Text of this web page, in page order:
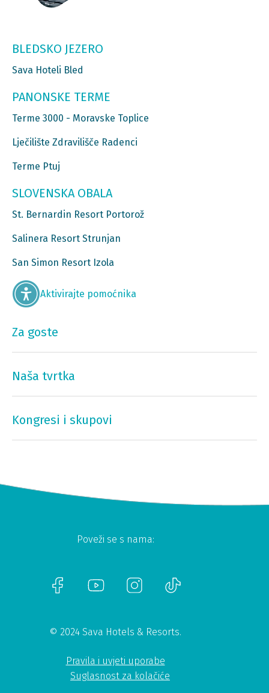
BLEDSKO JEZERO
Sava Hoteli Bled
PANONSKE TERME
Terme 3000 - Moravske Toplice
Lječilište Zdravilišče Radenci
Terme Ptuj
SLOVENSKA OBALA
St. Bernardin Resort Portorož
Salinera Resort Strunjan
San Simon Resort Izola
Aktivirajte pomoćnika
Za goste
Naša tvrtka
Kongresi i skupovi
Poveži se s nama:
© 2024 Sava Hotels & Resorts.
Pravila i uvjeti uporabe
Suglasnost za kolačiće